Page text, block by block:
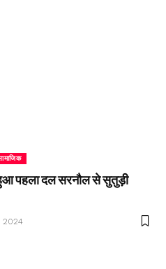
हुआ पहला दल सरनौल से सुतुड़ी
2024